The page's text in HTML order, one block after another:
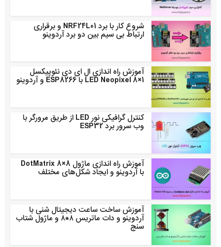
شروع کار با برد NRF24L01 و برقراری
ارتباط بی سیم بین دو برد آردوینو
آموزش راه اندازی ال ای دی نئوپیکسل
LED Neopixel 8×1 با ESP8266 و آردوینو
کنترل گرافیکی نور LED از طریق مرورگر با
وب سرور برد ESP32
آموزش راه اندازی ماژول DotMatrix 8×8
با آردوینو و ایجاد شکل‌های مختلف
آموزش ساخت ساعت دیجیتال شنی با
آردوینو و دات ماتریس ۸*۸ و ماژول شتاب
سنج